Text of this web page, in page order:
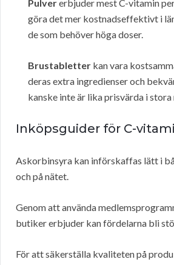
Pulvererbjuder mest C-vitamin
göra det mer kostnadseffektivt i
de som behöver höga doser.
Brustabletter kan vara
deras extra ingredienser och
kanske inte är lika prisvärda i stora
Inköpsguider för C-
Askorbinsyra kan införskaffas lätt i
och på nätet.
Genom att använda
butiker erbjuder kan fördelarna bli
För att säkerställa kvaliteten på